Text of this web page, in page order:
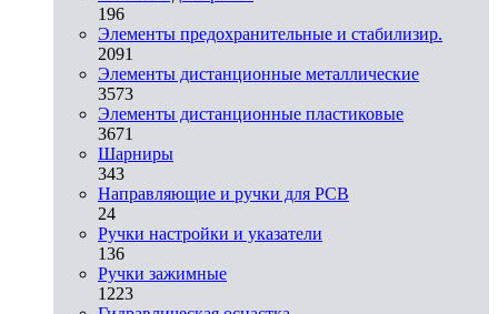
196
Элементы предохранительные и стабилизир.
2091
Элементы дистанционные металлические
3573
Элементы дистанционные пластиковые
3671
Шарниры
343
Направляющие и ручки для PCB
24
Ручки настройки и указатели
136
Ручки зажимные
1223